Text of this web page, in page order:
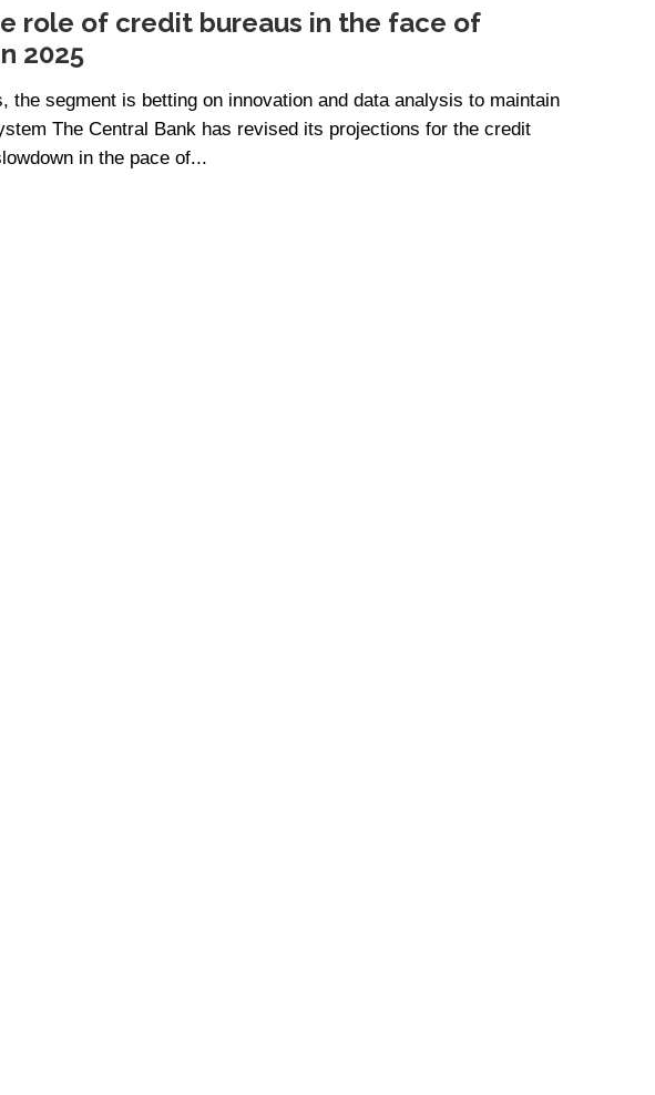
role of credit bureaus in the face of
2025
the segment is betting on innovation and data analysis to maintain
The Central Bank has revised its projections for the credit
in the pace of...